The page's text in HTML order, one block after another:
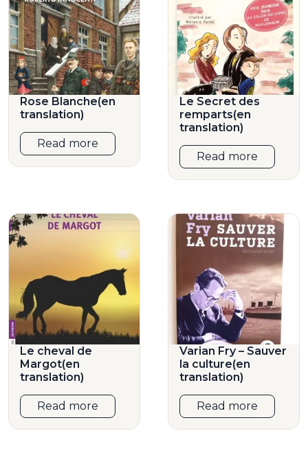
Rose Blanche(en
translation)
Read more
Le Secret des
remparts(en
translation)
Read more
Le cheval de
Margot(en
translation)
Read more
Varian Fry – Sauver
la culture(en
translation)
Read more